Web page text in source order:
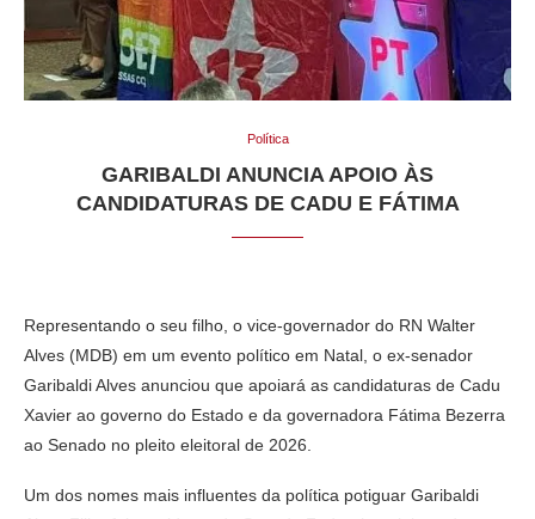
Política
GARIBALDI ANUNCIA APOIO ÀS
CANDIDATURAS DE CADU E FÁTIMA
Representando o seu filho, o vice-governador do RN Walter
Alves (MDB) em um evento político em Natal, o ex-senador
Garibaldi Alves anunciou que apoiará as candidaturas de Cadu
Xavier ao governo do Estado e da governadora Fátima Bezerra
ao Senado no pleito eleitoral de 2026.
Um dos nomes mais influentes da política potiguar Garibaldi